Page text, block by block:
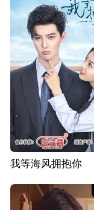
我等海风拥抱你